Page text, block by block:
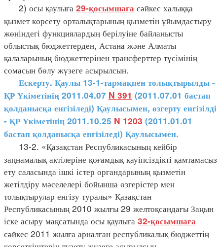
2) осы қаулыға 29-қосымшаға сәйкес халыққа
қызмет көрсету орталықтарының қызметін ұйымдастыру
жөніндегі функциялардың берілуіне байланысты
облыстық бюджеттерден, Астана және Алматы
қалаларының бюджеттерінен трансферттер түсімінің
сомасын бөлу жүзеге асырылсын.
Ескерту. Қаулы 13-1-тармақпен толықтырылды -
ҚР Үкіметінің 2011.04.07 N 391 (2011.07.01 бастап
қолданысқа енгізіледі) Қаулысымен, өзгерту енгізілді
- ҚР Үкіметінің 2011.10.25 N 1203 (2011.01.01
бастап қолданысқа енгізіледі) Қаулысымен.
13-2. «Қазақстан Республикасының кейбір
заңнамалық актілеріне қоғамдық қауіпсіздікті қамтамасыз
ету саласында ішкі істер органдарының қызметін
жетілдіру мәселелері бойынша өзгерістер мен
толықтырулар енгізу туралы» Қазақстан
Республикасының 2010 жылғы 29 желтоқсандағы Заңын
іске асыру мақсатында осы қаулыға 32-қосымшаға
сәйкес 2011 жылға арналған республикалық бюджеттің